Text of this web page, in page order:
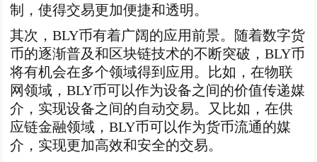
制，使得交易更加便捷和透明。
其次，BLY币有着广阔的应用前景。随着数字货
币的逐渐普及和区块链技术的不断突破，BLY币
将有机会在多个领域得到应用。比如，在物联
网领域，BLY币可以作为设备之间的价值传递媒
介，实现设备之间的自动交易。又比如，在供
应链金融领域，BLY币可以作为货币流通的媒
介，实现更加高效和安全的交易。